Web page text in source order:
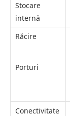
Stocare
internă
Răcire
Porturi
Conectivitate